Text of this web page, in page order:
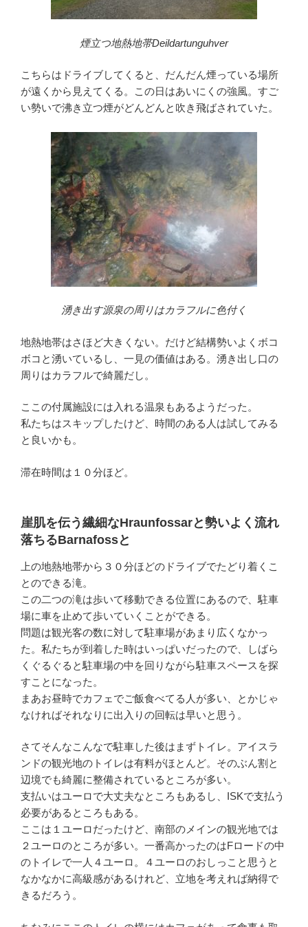
煙立つ地熱地帯Deildartunguhver
こちらはドライブしてくると、だんだん煙っている場所
が遠くから見えてくる。この日はあいにくの強風。すご
い勢いで沸き立つ煙がどんどんと吹き飛ばされていた。
湧き出す源泉の周りはカラフルに色付く
地熱地帯はさほど大きくない。だけど結構勢いよくボコ
ボコと湧いているし、一見の価値はある。湧き出し口の
周りはカラフルで綺麗だし。
ここの付属施設には入れる温泉もあるようだった。
私たちはスキップしたけど、時間のある人は試してみる
と良いかも。
滞在時間は１０分ほど。
崖肌を伝う繊細なHraunfossarと勢いよく流れ
落ちるBarnafossと
上の地熱地帯から３０分ほどのドライブでたどり着くこ
とのできる滝。
この二つの滝は歩いて移動できる位置にあるので、駐車
場に車を止めて歩いていくことができる。
問題は観光客の数に対して駐車場があまり広くなかっ
た。私たちが到着した時はいっぱいだったので、しばら
くぐるぐると駐車場の中を回りながら駐車スペースを探
すことになった。
まあお昼時でカフェでご飯食べてる人が多い、とかじゃ
なければそれなりに出入りの回転は早いと思う。
さてそんなこんなで駐車した後はまずトイレ。アイスラ
ンドの観光地のトイレは有料がほとんど。そのぶん割と
辺境でも綺麗に整備されているところが多い。
支払いはユーロで大丈夫なところもあるし、ISKで支払う
必要があるところもある。
ここは１ユーロだったけど、南部のメインの観光地では
２ユーロのところが多い。一番高かったのはFロードの中
のトイレで一人４ユーロ。４ユーロのおしっこと思うと
なかなかに高級感があるけれど、立地を考えれば納得で
きるだろう。